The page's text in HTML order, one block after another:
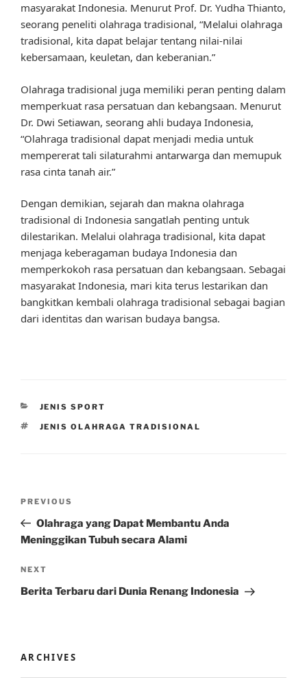
masyarakat Indonesia. Menurut Prof. Dr. Yudha Thianto,
seorang peneliti olahraga tradisional, “Melalui olahraga
tradisional, kita dapat belajar tentang nilai-nilai
kebersamaan, keuletan, dan keberanian.”
Olahraga tradisional juga memiliki peran penting dalam
memperkuat rasa persatuan dan kebangsaan. Menurut
Dr. Dwi Setiawan, seorang ahli budaya Indonesia,
“Olahraga tradisional dapat menjadi media untuk
mempererat tali silaturahmi antarwarga dan memupuk
rasa cinta tanah air.”
Dengan demikian, sejarah dan makna olahraga
tradisional di Indonesia sangatlah penting untuk
dilestarikan. Melalui olahraga tradisional, kita dapat
menjaga keberagaman budaya Indonesia dan
memperkokoh rasa persatuan dan kebangsaan. Sebagai
masyarakat Indonesia, mari kita terus lestarikan dan
bangkitkan kembali olahraga tradisional sebagai bagian
dari identitas dan warisan budaya bangsa.
CATEGORIES
JENIS SPORT
TAGS
JENIS OLAHRAGA TRADISIONAL
Previous
Post
PREVIOUS
Olahraga yang Dapat Membantu Anda
Meninggikan Tubuh secara Alami
Next
Post
NEXT
Berita Terbaru dari Dunia Renang Indonesia
ARCHIVES